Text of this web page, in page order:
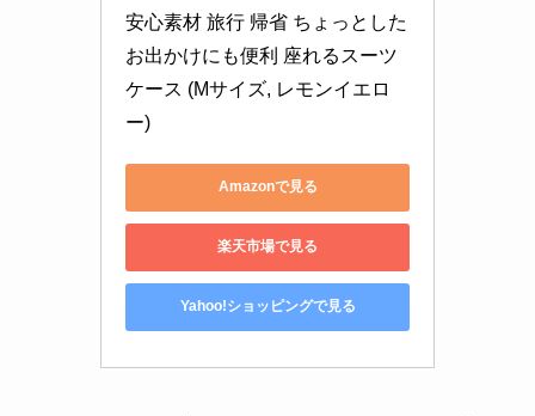
安心素材 旅行 帰省 ちょっとした
お出かけにも便利 座れるスーツ
ケース (Mサイズ, レモンイエロ
ー)
Amazonで見る
楽天市場で見る
Yahoo!ショッピングで見る